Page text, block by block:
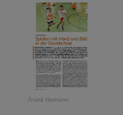
Frank Hamann